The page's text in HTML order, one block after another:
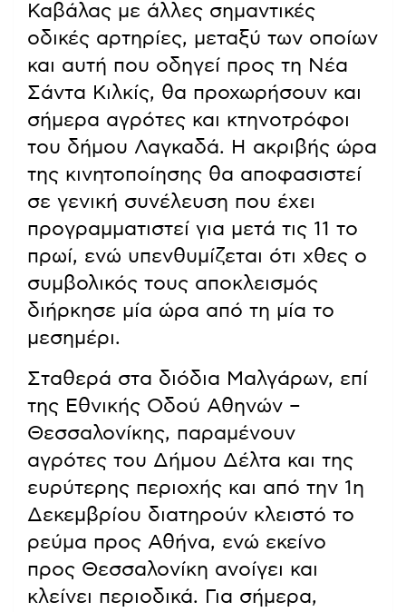
Καβάλας με άλλες σημαντικές
οδικές αρτηρίες, μεταξύ των οποίων
και αυτή που οδηγεί προς τη Νέα
Σάντα Κιλκίς, θα προχωρήσουν και
σήμερα αγρότες και κτηνοτρόφοι
του δήμου Λαγκαδά. Η ακριβής ώρα
της κινητοποίησης θα αποφασιστεί
σε γενική συνέλευση που έχει
προγραμματιστεί για μετά τις 11 το
πρωί, ενώ υπενθυμίζεται ότι χθες ο
συμβολικός τους αποκλεισμός
διήρκησε μία ώρα από τη μία το
μεσημέρι.
Σταθερά στα διόδια Μαλγάρων, επί
της Εθνικής Οδού Αθηνών –
Θεσσαλονίκης, παραμένουν
αγρότες του Δήμου Δέλτα και της
ευρύτερης περιοχής και από την 1η
Δεκεμβρίου διατηρούν κλειστό το
ρεύμα προς Αθήνα, ενώ εκείνο
προς Θεσσαλονίκη ανοίγει και
κλείνει περιοδικά. Για σήμερα,